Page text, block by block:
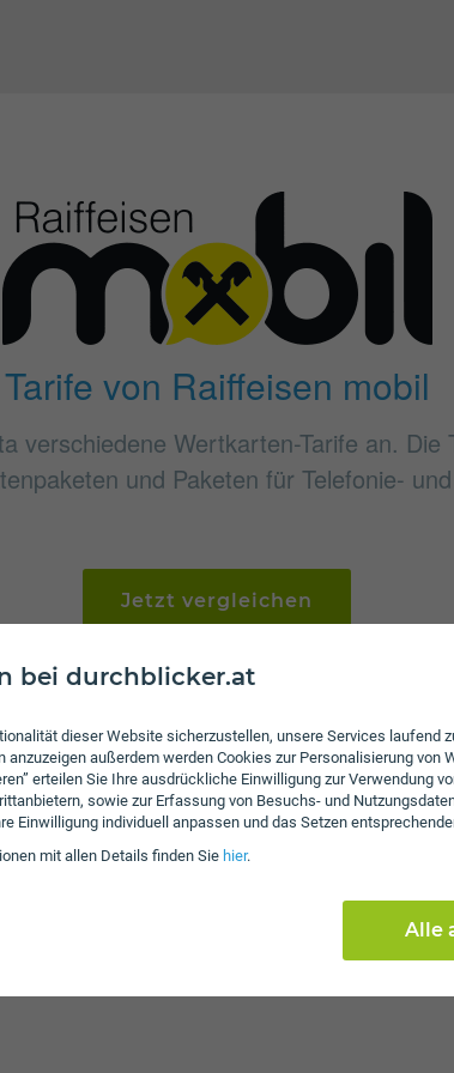
bei durchblicker.at
dieser Website sicherzustellen, unsere Services laufend
außerdem werden Cookies zur Personalisierung von
erteilen Sie Ihre ausdrückliche Einwilligung zur Verwendung
sowie zur Erfassung von Besuchs- und
Einwilligung individuell anpassen und das Setzen
mit allen Details finden Sie hier.
Alle
Tarife von Raiffeisen mobil
verschiedene Wertkarten-Tarife an.
und Paketen für Telefonie-
Jetzt vergleichen
aktuelle Tarife
Mobilfunk